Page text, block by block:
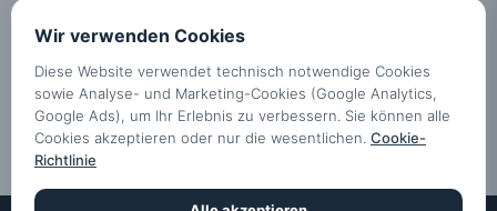
Zahlungsarten
Visa Mastercard TWINT PayPal
PostFinance
Überweisung
Wir verwenden Cookies
Diese Website verwendet technisch notwendige Cookies
sowie Analyse- und Marketing-Cookies (Google Analytics,
Google Ads), um Ihr Erlebnis zu verbessern. Sie können alle
Cookies akzeptieren oder nur die wesentlichen. Cookie-
Richtlinie